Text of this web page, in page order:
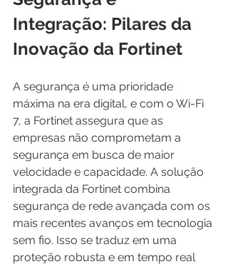
Integração: Pilares da
Inovação da Fortinet
A segurança é uma prioridade
máxima na era digital, e com o Wi-Fi
7, a Fortinet assegura que as
empresas não comprometam a
segurança em busca de maior
velocidade e capacidade. A solução
integrada da Fortinet combina
segurança de rede avançada com os
mais recentes avanços em tecnologia
sem fio. Isso se traduz em uma
proteção robusta e em tempo real